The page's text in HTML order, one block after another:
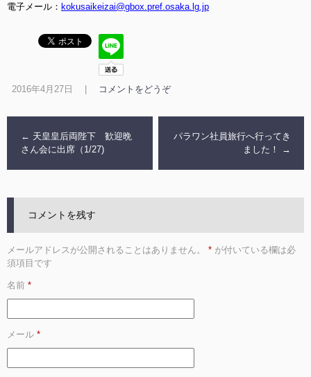
電子メール： kokusaikeizai@gbox.pref.osaka.lg.jp
2016年4月27日 | コメントをどうぞ
← 天皇皇后両陛下 歓迎晩
さん会に出席（1/27)
パラワン社員旅行へ行ってき
ました！
→
コメントを残す
メールアドレスが公開されることはありません。 * が付いている欄は必
須項目です
名前 *
メール *